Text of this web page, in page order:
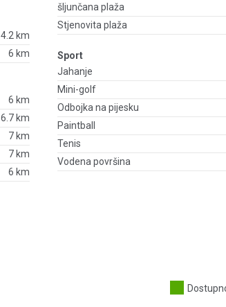
4.2 km
6 km
6 km
6.7 km
7 km
7 km
6 km
šljunčana plaža
Stjenovita plaža
Sport
Jahanje
Mini-golf
Odbojka na pijesku
Paintball
Tenis
Vodena površina